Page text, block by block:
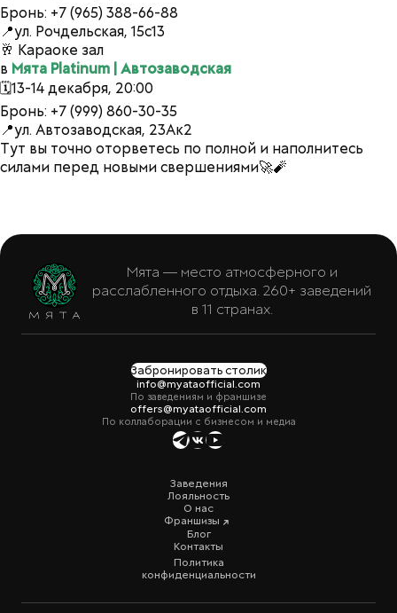
Бронь: +7 (965) 388-66-88
📍ул. Рочдельская, 15с13
🥂 Караоке зал
в Мята Platinum | Автозаводская
🗓13-14 декабря, 20:00
Бронь: +7 (999) 860-30-35
📍ул. Автозаводская, 23Ак2
Тут вы точно оторветесь по полной и наполнитесь
силами перед новыми свершениями🚀🧨
Мята — место атмосферного и
расслабленного отдыха. 260+ заведений
в 11 странах.
Забронировать столик
info@myataofficial.com
По заведениям и франшизе
offers@myataofficial.com
По коллаборации с бизнесом и медиа
Заведения
Лояльность
О нас
Франшизы
Блог
Контакты
Политика
конфиденциальности